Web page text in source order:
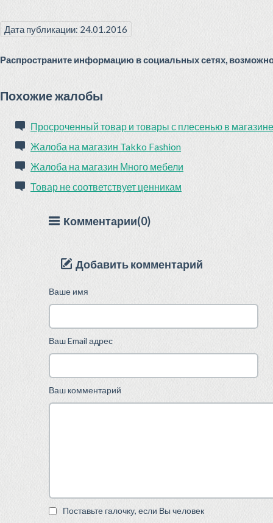
Дата публикации: 24.01.2016
Распространите информацию в социальных сетях,
Похожие жалобы
Просроченный товар и товары с плесенью в магазине
Жалоба на магазин Takko Fashion
Жалоба на магазин Много мебели
Товар не соответствует ценникам
Комментарии(0)
Добавить комментарий
Ваше имя
Ваш Email адрес
Ваш комментарий
Поставьте галочку, если Вы человек